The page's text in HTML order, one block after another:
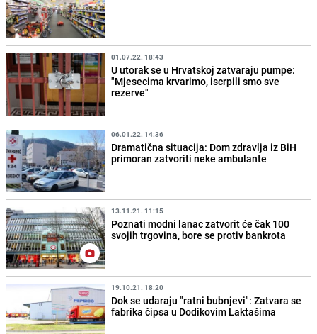
01.07.22. 18:43
U utorak se u Hrvatskoj zatvaraju pumpe:
"Mjesecima krvarimo, iscrpili smo sve
rezerve"
06.01.22. 14:36
Dramatična situacija: Dom zdravlja iz BiH
primoran zatvoriti neke ambulante
13.11.21. 11:15
Poznati modni lanac zatvorit će čak 100
svojih trgovina, bore se protiv bankrota
19.10.21. 18:20
Dok se udaraju "ratni bubnjevi": Zatvara se
fabrika čipsa u Dodikovim Laktašima